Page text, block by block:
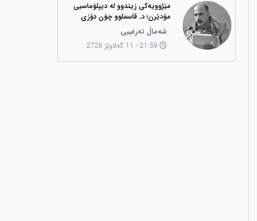
مێژوویەکی زیندوو لە دیپلۆماسیی
مۆدێرن؛ د. قاسملوو چۆن دۆزی
کوردی لە شاخەوە گواستەوە بۆ
ناوەندە بڕیاردەرەکانی جیهان؟
شەماڵ تەرغیبی
21:59 - 11 گەلاوێژ 2726